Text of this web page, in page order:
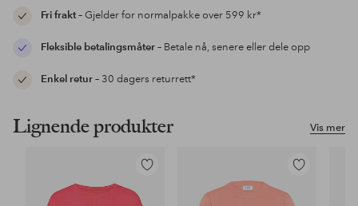
Fri frakt– Gjelder for normalpakke over 599 kr*
Fleksible betalingsmåter– Betale nå, senere eller dele opp
Enkel retur– 30 dagers returrett*
Vis mer
Lignende produkter
Legg
favoritter
Legg
favoritter